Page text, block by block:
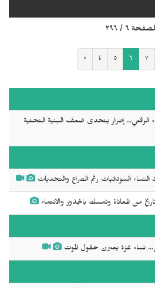
٦ / ٢٩٦
‹ ٤ ٥ ٦ ٧
الرقمي... إصرار يتحدى ضعف البنية التحتية
السودانيات رغم الصراع والتحديات
من المعاناة وتمسك بالجذور والانتماء
نساء غزة يعبرن حقول الموت